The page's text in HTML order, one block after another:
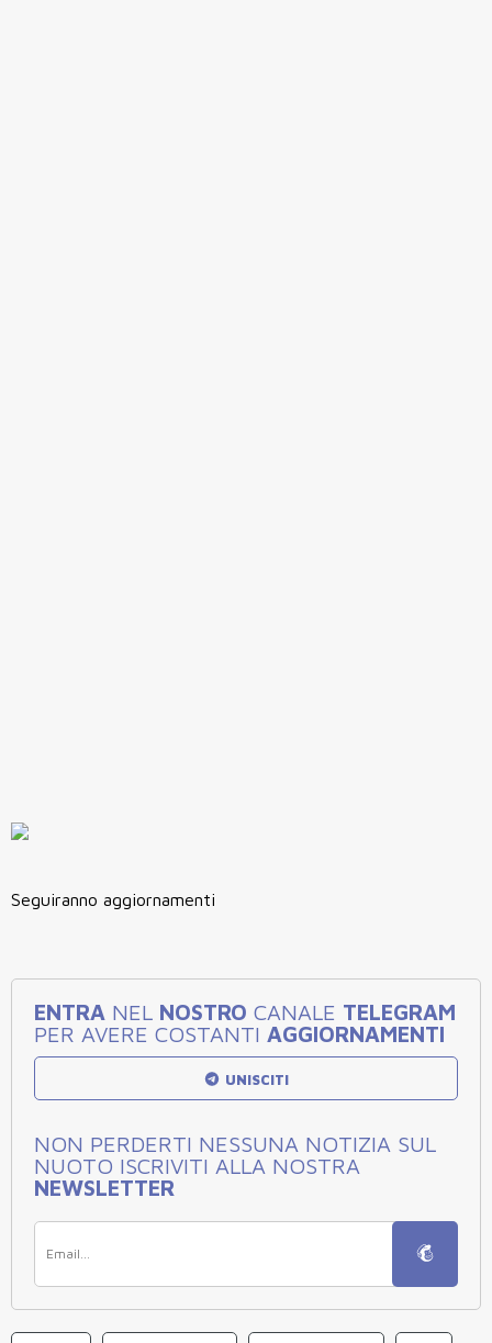
Seguiranno aggiornamenti
ENTRA NEL NOSTRO CANALE TELEGRAM
PER AVERE COSTANTI AGGIORNAMENTI
UNISCITI
NON PERDERTI NESSUNA NOTIZIA SUL
NUOTO ISCRIVITI ALLA NOSTRA
NEWSLETTER